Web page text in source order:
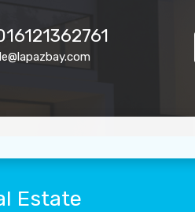
Estate